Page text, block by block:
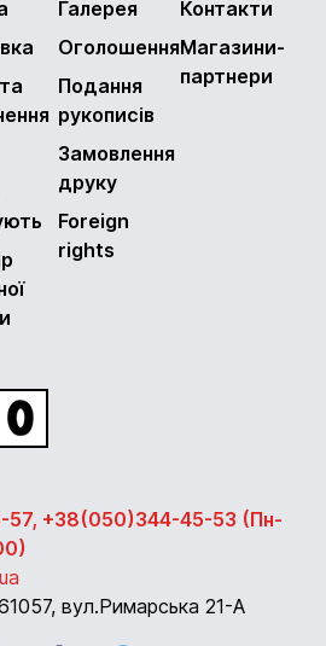
Галерея
Оголошення
Подання
рукописів
Замовлення
друку
Foreign
rights
Контакти
Магазини-
партнери
57, +38(050)344-45-53 (Пн-
, вул.Римарська 21-А